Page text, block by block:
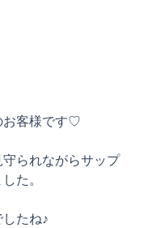
お客様です♡
られながらサップ
た。
たね♪